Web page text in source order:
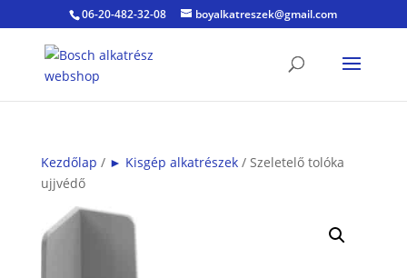
06-20-482-32-08 boyalkatreszek@gmail.com
Kezdőlap / ► Kisgép alkatrészek/ Szeletelő tolóka
ujjvédő